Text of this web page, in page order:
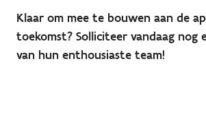
Klaar om mee te bouwen aan de
toekomst? Solliciteer vandaag nog
van hun enthousiaste team!